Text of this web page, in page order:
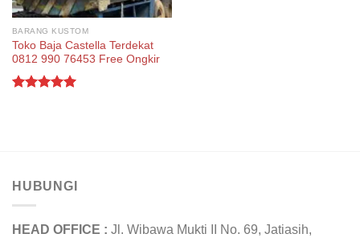
BARANG KUSTOM
Toko Baja Castella Terdekat
0812 990 76453 Free Ongkir
HUBUNGI
HEAD OFFICE : Jl. Wibawa Mukti II No. 69, Jatiasih,